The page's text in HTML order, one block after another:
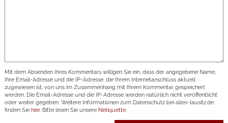
Mit dem Absenden Ihres Kommentars willigen Sie ein, dass der angegebene Name,
Ihre Email-Adresse und die IP-Adresse, die Ihrem Internetanschluss aktuell
zugewiesen ist, von uns im Zusammenhang mit Ihrem Kommentar gespeichert
werden. Die Email-Adresse und die IP-Adresse werden natürlich nicht veröffentlicht
oder weiter gegeben. Weitere Informationen zum Datenschutz bei alles-lausitz.de
finden Sie hier. Bitte lesen Sie unsere Netiquette.